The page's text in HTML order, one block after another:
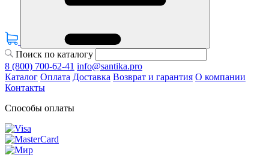
Поиск по каталогу
8 (800) 700-62-41 info@santika.pro
Каталог Оплата Доставка Возврат и гарантия О компании
Контакты
Способы оплаты